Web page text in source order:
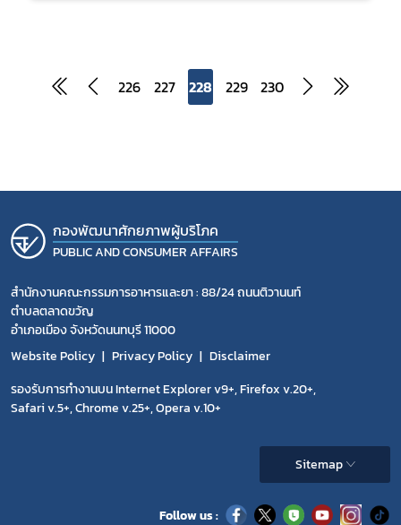
226 227 228 229 230
กองพัฒนาศักยภาพผู้บริโภค
PUBLIC AND CONSUMER AFFAIRS
สำนักงานคณะกรรมการอาหารและยา : 88/24 ถนนติวานนท์
ตำบลตลาดขวัญ
อำเภอเมือง จังหวัดนนทบุรี 11000
Website Policy
Privacy Policy
Disclaimer
รองรับการทำงานบน Internet Explorer v9+, Firefox v.20+,
Safari v.5+, Chrome v.25+, Opera v.10+
Sitemap
Follow us :